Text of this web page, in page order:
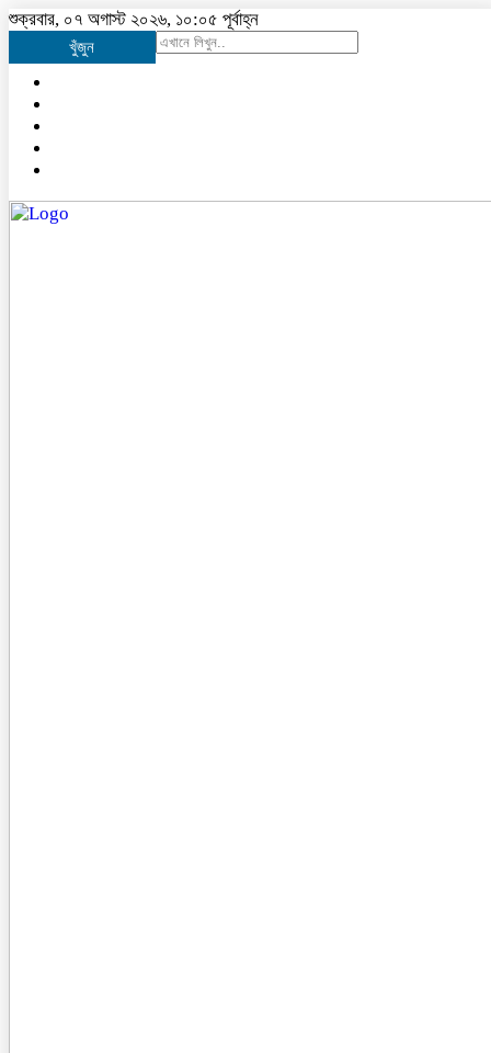
শুক্রবার, ০৭ অগাস্ট ২০২৬, ১০:০৫ পূর্বাহ্ন
খুঁজুন